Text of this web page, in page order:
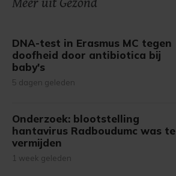
Meer uit Gezond
DNA-test in Erasmus MC tegen
doofheid door antibiotica bij
baby's
5 dagen geleden
Onderzoek: blootstelling
hantavirus Radboudumc was te
vermijden
1 week geleden